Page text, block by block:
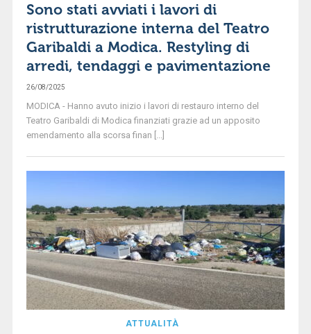
Sono stati avviati i lavori di
ristrutturazione interna del Teatro
Garibaldi a Modica. Restyling di
arredi, tendaggi e pavimentazione
26/08/2025
MODICA - Hanno avuto inizio i lavori di restauro interno del
Teatro Garibaldi di Modica finanziati grazie ad un apposito
emendamento alla scorsa finan [...]
ATTUALITÀ